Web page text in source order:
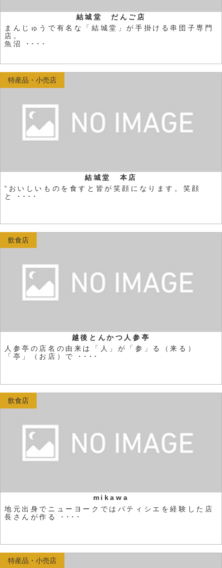
結城堂 だんご店
まんじゅうで有名な「結城堂」が手掛ける串団子専門
店。
魚沼 ････
結城堂 本店
“おいしいものを食すと皆が笑顔になります。笑顔
と ････
特産品・小売店
越後とんかつ人参亭
人参亭の店名の由来は「人」が「参」る（来る）
「亭」（お店）で ････
飲食店
mikawa
地元出身でニューヨークではパティシエを経験した店
長さんが作る ････
飲食店
特産品・小売店